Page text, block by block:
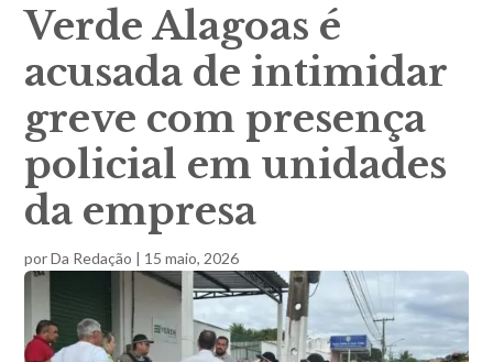
Verde Alagoas é
acusada de intimidar
greve com presença
policial em unidades
da empresa
porDa Redação | 15 maio, 2026